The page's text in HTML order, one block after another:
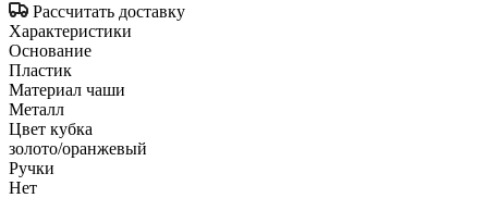
Рассчитать доставку
Характеристики
Основание
Пластик
Материал чаши
Металл
Цвет кубка
золото/оранжевый
Ручки
Нет